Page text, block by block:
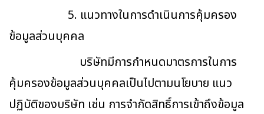
5. แนวทางในการดำเนินการคุ้มครอง
ข้อมูลส่วนบุคคล
บริษัทมีการกำหนดมาตรการในการ
คุ้มครองข้อมูลส่วนบุคคลเป็นไปตามนโยบาย แนว
ปฏิบัติของบริษัท เช่น การจำกัดสิทธิ์การเข้าถึงข้อมูล